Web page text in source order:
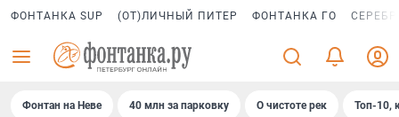
ФОНТАНКА SUP (ОТ)ЛИЧНЫЙ ПИТЕР ФОНТАНКА ГО
Фонтан на Неве 40 млн за парковку О чистоте рек Топ-10,